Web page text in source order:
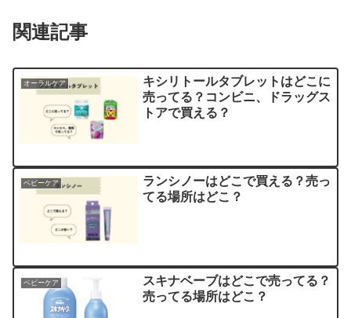
関連記事
オーラルケア
キシリトールタブレットはどこに
売ってる？コンビニ、ドラッグス
トアで買える？
ベビーケア
ランシノーはどこで買える？売っ
てる場所はどこ？
ベビーケア
スキナベーブはどこで売ってる？
売ってる場所はどこ？